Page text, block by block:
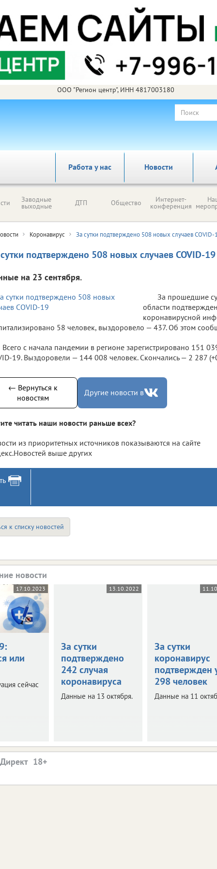
ООО "Регион центр", ИНН 4817003180
Работа у нас Новости
Заводные
выходные ДТП Общество Интернет-
конференция
Коронавирус За сутки подтверждено 508 новых случаев COVID-
подтверждено 508 новых случаев COVID-19
на 23 сентября.
За прошедшие
области
коронавирусной
58 человек, выздоровело — 437. Об этом
Всего с начала пандемии в регионе зарегистрировано 151
19. Выздоровели — 144 008 человек. Скончались — 2 287
← Вернуться к
новостям
Другие новости в
читать наши новости раньше всех?
из приоритетных источников показываются на сайте
выше других
к списку новостей
новости
17.10.2023
или
сейчас
13.10.2022
За сутки
подтверждено
242 случая
коронавируса
Данные на 13 октября.
За сутки
коронавирус
подтвержден
298 человек
Данные на 11